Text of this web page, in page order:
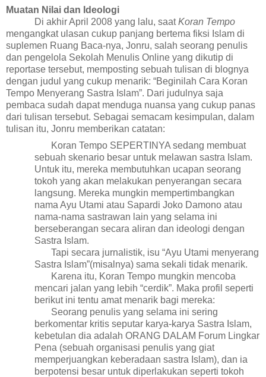
Muatan Nilai dan Ideologi
Di akhir April 2008 yang lalu, saatKoran Tempo
mengangkat ulasan cukup panjang bertema fiksi Islam di
suplemen Ruang Baca-nya, Jonru, salah seorang penulis
dan pengelola Sekolah Menulis Online yang dikutip di
reportase tersebut, memposting sebuah tulisan di blognya
dengan judul yang cukup menarik: “Beginilah Cara Koran
Tempo Menyerang Sastra Islam”. Dari judulnya saja
pembaca sudah dapat menduga nuansa yang cukup panas
dari tulisan tersebut. Sebagai semacam kesimpulan, dalam
tulisan itu, Jonru memberikan catatan:
Koran Tempo SEPERTINYA sedang membuat
sebuah skenario besar untuk melawan sastra Islam.
Untuk itu, mereka membutuhkan ucapan seorang
tokoh yang akan melakukan penyerangan secara
langsung. Mereka mungkin mempertimbangkan
nama Ayu Utami atau Sapardi Joko Damono atau
nama-nama sastrawan lain yang selama ini
berseberangan secara aliran dan ideologi dengan
Sastra Islam.
Tapi secara jurnalistik, isu “Ayu Utami menyerang
Sastra Islam”(misalnya) sama sekali tidak menarik.
Karena itu, Koran Tempo mungkin mencoba
mencari jalan yang lebih “cerdik”. Maka profil seperti
berikut ini tentu amat menarik bagi mereka:
Seorang penulis yang selama ini sering
berkomentar kritis seputar karya-karya Sastra Islam,
kebetulan dia adalah ORANG DALAM Forum Lingkar
Pena (sebuah organisasi penulis yang giat
memperjuangkan keberadaan sastra Islam), dan ia
berpotensi besar untuk diperlakukan seperti tokoh